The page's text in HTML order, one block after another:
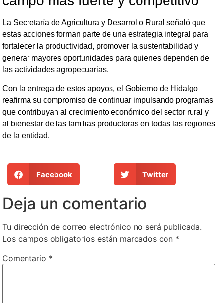
La Secretaría de Agricultura y Desarrollo Rural señaló que
estas acciones forman parte de una estrategia integral para
fortalecer la productividad, promover la sustentabilidad y
generar mayores oportunidades para quienes dependen de
las actividades agropecuarias.
Con la entrega de estos apoyos, el Gobierno de Hidalgo
reafirma su compromiso de continuar impulsando programas
que contribuyan al crecimiento económico del sector rural y
al bienestar de las familias productoras en todas las regiones
de la entidad.
Facebook Twitter
Deja un comentario
Tu dirección de correo electrónico no será publicada.
Los campos obligatorios están marcados con *
Comentario *